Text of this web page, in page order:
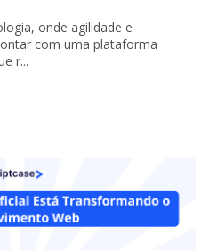
onde agilidade e
com uma plataforma
r...